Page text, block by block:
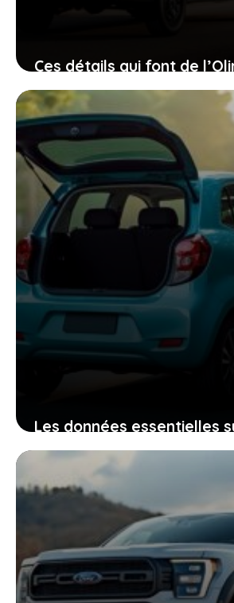
Ces détails qui font de
voiture électrique
une option à ne pas
18 juin 2026
Les données essentielles
Seicento Auto pour vous
dans votre projet